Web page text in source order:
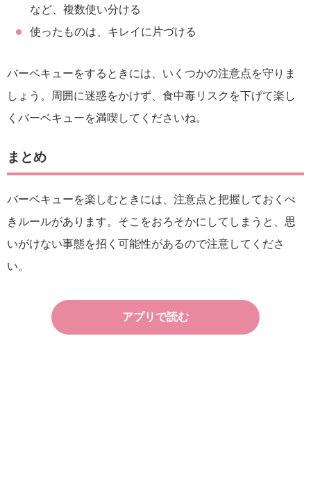
など、複数使い分ける
使ったものは、キレイに片づける
バーベキューをするときには、いくつかの注意点を守りま
しょう。周囲に迷惑をかけず、食中毒リスクを下げて楽し
くバーベキューを満喫してくださいね。
まとめ
バーベキューを楽しむときには、注意点と把握しておくべ
きルールがあります。そこをおろそかにしてしまうと、思
いがけない事態を招く可能性があるので注意してくださ
い。
アプリで読む